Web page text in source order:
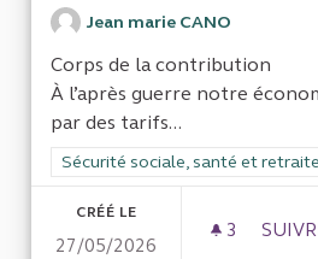
Jean marie CANO
Corps de la contribution
À l’après guerre notre
par des tarifs...
Filtrer les résultats de la
Sécurité sociale, santé et retraite
CRÉÉ LE
27/05/2026
3 3